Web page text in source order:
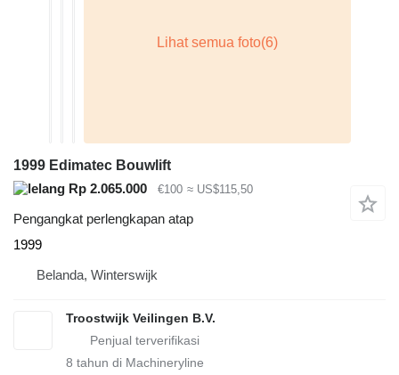
1999 Edimatec Bouwlift
Rp 2.065.000
€100 ≈ US$115,50
Pengangkat perlengkapan atap
1999
Belanda, Winterswijk
Troostwijk Veilingen B.V.
8 tahun di Machineryline